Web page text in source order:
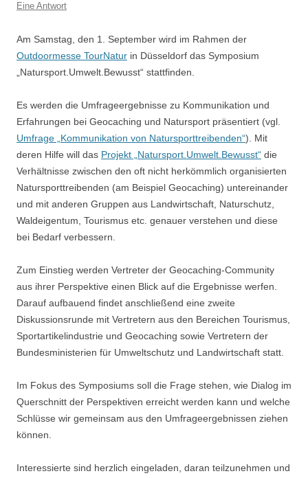
Eine Antwort
Am Samstag, den 1. September wird im Rahmen der
Outdoormesse TourNatur in Düsseldorf das Symposium
„Natursport.Umwelt.Bewusst“ stattfinden.
Es werden die Umfrageergebnisse zu Kommunikation und
Erfahrungen bei Geocaching und Natursport präsentiert (vgl.
Umfrage „Kommunikation von Natursporttreibenden“). Mit
deren Hilfe will das Projekt „Natursport.Umwelt.Bewusst“ die
Verhältnisse zwischen den oft nicht herkömmlich organisierten
Natursporttreibenden (am Beispiel Geocaching) untereinander
und mit anderen Gruppen aus Landwirtschaft, Naturschutz,
Waldeigentum, Tourismus etc. genauer verstehen und diese
bei Bedarf verbessern.
Zum Einstieg werden Vertreter der Geocaching-Community
aus ihrer Perspektive einen Blick auf die Ergebnisse werfen.
Darauf aufbauend findet anschließend eine zweite
Diskussionsrunde mit Vertretern aus den Bereichen Tourismus,
Sportartikelindustrie und Geocaching sowie Vertretern der
Bundesministerien für Umweltschutz und Landwirtschaft statt.
Im Fokus des Symposiums soll die Frage stehen, wie Dialog im
Querschnitt der Perspektiven erreicht werden kann und welche
Schlüsse wir gemeinsam aus den Umfrageergebnissen ziehen
können.
Interessierte sind herzlich eingeladen, daran teilzunehmen und